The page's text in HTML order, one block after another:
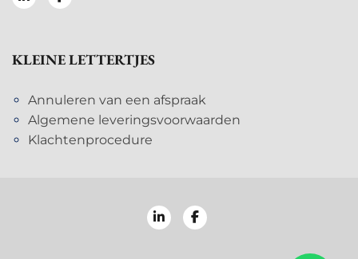
KLEINE LETTERTJES
Annuleren van een afspraak
Algemene leveringsvoorwaarden
Klachtenprocedure